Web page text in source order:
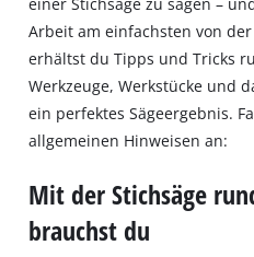
Arbeit am einfachsten von
erhältst du Tipps und Tricks
Werkzeuge, Werkstücke und
ein perfektes Sägeergebnis.
allgemeinen Hinweisen an:
Mit der Stichsäge
brauchst du